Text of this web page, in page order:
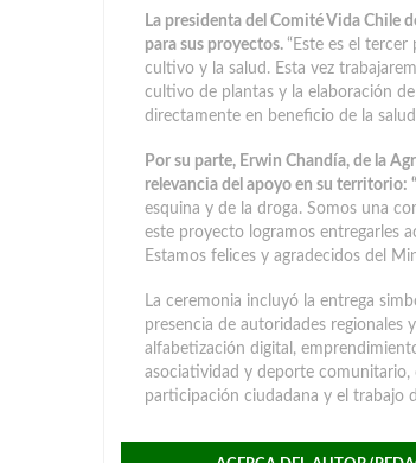
La presidenta del Comité Vida Chile
para sus proyectos. “Este es el
cultivo y la salud. Esta vez
cultivo de plantas y la elaboración
directamente en beneficio de la
Por su parte, Erwin Chandía, de la
relevancia del apoyo en su territorio: “
esquina y de la droga. Somos una
este proyecto logramos entregarles
Estamos felices y agradecidos del
La ceremonia incluyó la entrega
presencia de autoridades regionales
alfabetización digital,
asociatividad y deporte
participación ciudadana y el trabajo